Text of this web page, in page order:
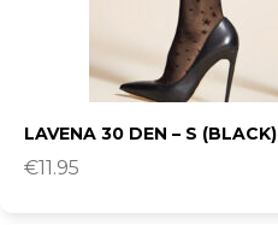
LAVENA 30 DEN – S (BLACK)
€11.95